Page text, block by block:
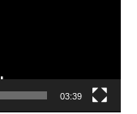
03:39